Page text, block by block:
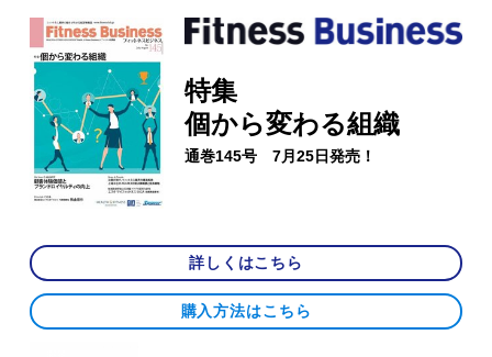
特集
個から変わる組織
通巻145号 7月25日発売！
詳しくはこちら
購入方法はこちら